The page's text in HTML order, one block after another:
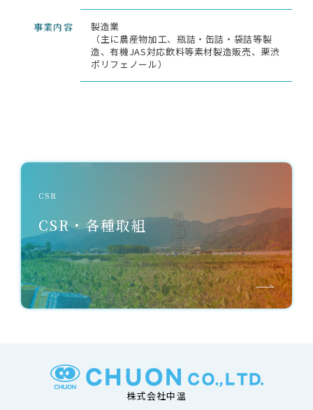
事業内容
製造業
（主に農産物加工、瓶詰・缶詰・袋詰等製
造、有機JAS対応飲料等素材製造販売、栗渋
ポリフェノール）
CSR
CSR・各種取組
株式会社中温